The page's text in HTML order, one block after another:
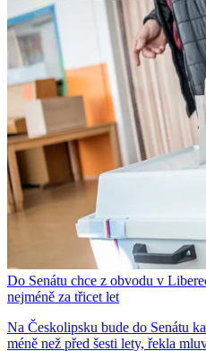
Do Senátu chce z obvodu v
nejméně za třicet let
Na Českolipsku bude do Senátu
méně než před šesti lety, řekla